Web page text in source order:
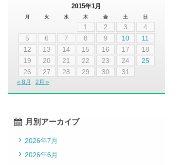
2015年1月
月 火 水 木 金 土 日
1 2 3
4
5
6 7 8 9 10
11
12
13 14 15 16 17
18
19
20 21 22 23 24
25
26
27 28 29 30 31
« 8月 2月 »
月別アーカイブ
2026年7月
2026年6月